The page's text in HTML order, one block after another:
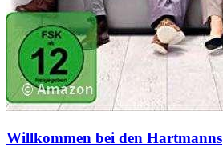
Willkommen bei den Hartmanns